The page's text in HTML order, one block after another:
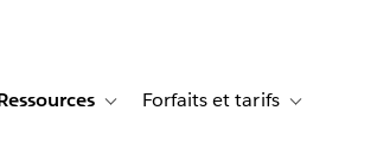
Témoignages clients
sub-navigation for SolutionsToggle sub-navigation for Ressources
Forfaits et tarifs Toggle